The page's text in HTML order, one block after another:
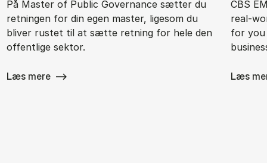
På Master of Public Governance sætter du
retningen for din egen master, ligesom du
bliver rustet til at sætte retning for hele den
offentlige sektor.
Læs mere
CBS
real-
for you
Læs